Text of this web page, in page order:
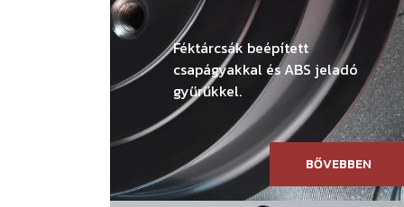
Féktárcsák beépített
csapágyakkal és ABS jeladó
gyűrűkkel.
BŐVEBBEN